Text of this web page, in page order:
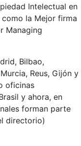
Intelectual en
la Mejor firma
Managing
Bilbao,
Reus, Gijón y
oficinas
y ahora, en
forman parte
directorio)